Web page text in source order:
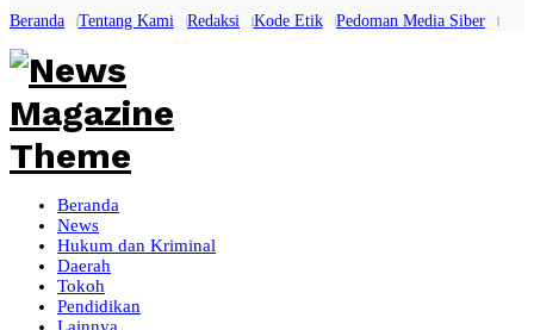
Beranda Tentang Kami Redaksi Kode Etik Pedoman Media Siber
Beranda
News
Hukum dan Kriminal
Daerah
Tokoh
Pendidikan